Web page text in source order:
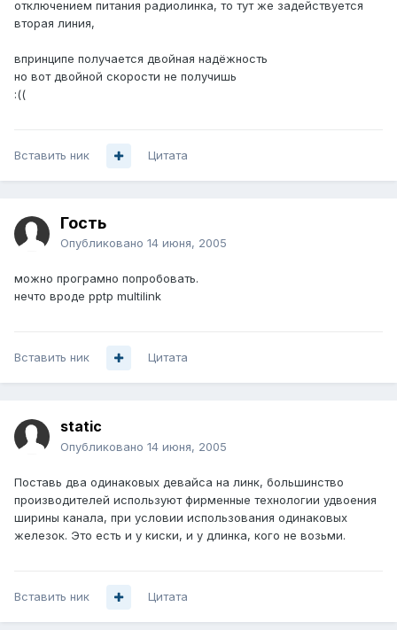
отключением питания радиолинка, то тут же задействуется
вторая линия,
впринципе получается двойная надёжность
но вот двойной скорости не получишь
:((
Вставить ник Цитата
Гость
Опубликовано 14 июня, 2005
можно програмно попробовать.
нечто вроде pptp multilink
Вставить ник Цитата
static
Опубликовано 14 июня, 2005
Поставь два одинаковых девайса на линк, большинство
производителей используют фирменные технологии удвоения
ширины канала, при условии использования одинаковых
железок. Это есть и у киски, и у длинка, кого не возьми.
Вставить ник Цитата